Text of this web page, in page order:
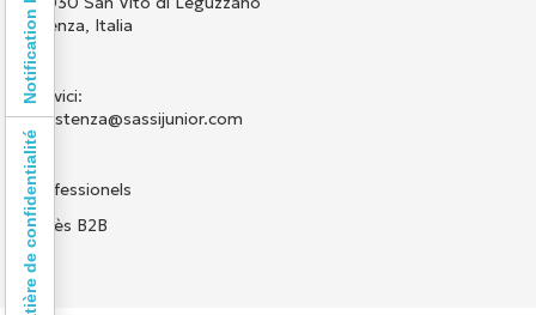
Vicenza, Italia
Scrivici:
assistenza@sassijunior.com
Professionels
Accès B2B